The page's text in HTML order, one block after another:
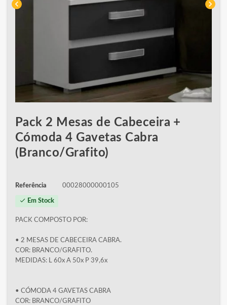
chevron_left chevron_right
Pack 2 Mesas de Cabeceira +
Cómoda 4 Gavetas Cabra
(Branco/Grafito)
Referência 00028000000105
check Em Stock
PACK COMPOSTO POR:
• 2 MESAS DE CABECEIRA CABRA.
COR: BRANCO/GRAFITO.
MEDIDAS: L 60x A 50x P 39,6x
• CÓMODA 4 GAVETAS CABRA
COR: BRANCO/GRAFITO